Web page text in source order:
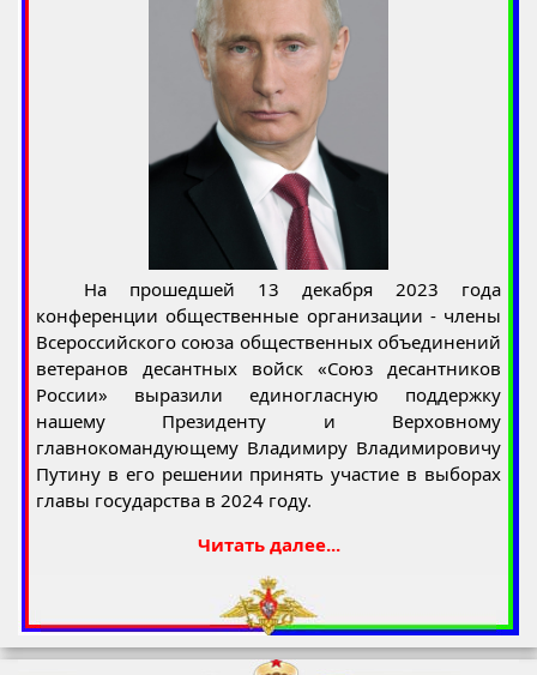
На прошедшей 13 декабря 2023 года
конференции общественные организации - члены
Всероссийского союза общественных объединений
ветеранов десантных войск «Союз десантников
России» выразили единогласную поддержку
нашему Президенту и Верховному
главнокомандующему Владимиру Владимировичу
Путину в его решении принять участие в выборах
главы государства в 2024 году.
Читать далее...